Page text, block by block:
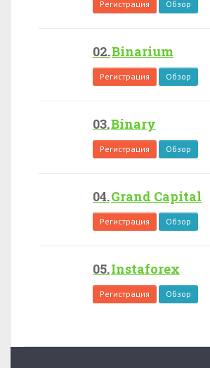
Регистрация Обзор
Binarium
Регистрация Обзор
Binary
Регистрация Обзор
Grand Capital
Регистрация Обзор
Instaforex
Регистрация Обзор